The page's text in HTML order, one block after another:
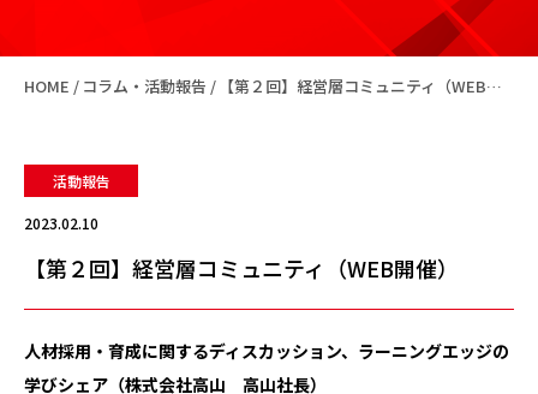
HOME コラム・活動報告 【第２回】経営層コミュニティ（WEB開催）
活動報告
2023.02.10
【第２回】経営層コミュニティ（WEB開催）
人材採用・育成に関するディスカッション、ラーニングエッジの
学びシェア（株式会社高山 高山社長）